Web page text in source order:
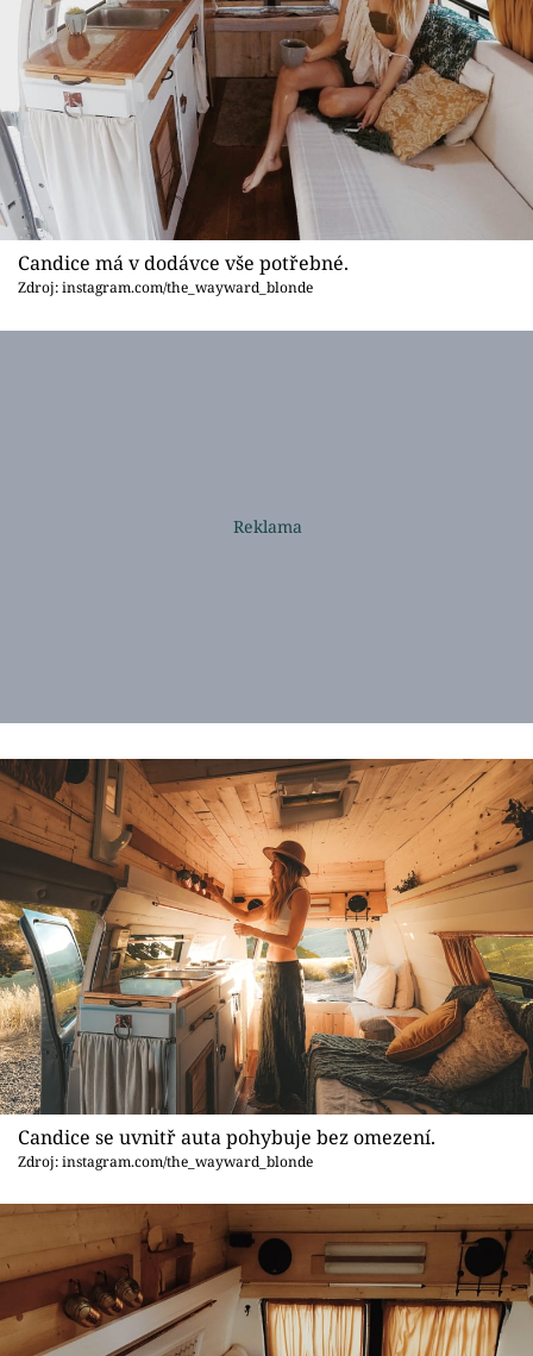
Candice má v dodávce vše potřebné.
Zdroj: instagram.com/the_wayward_blonde
Candice se uvnitř auta pohybuje bez omezení.
Zdroj: instagram.com/the_wayward_blonde